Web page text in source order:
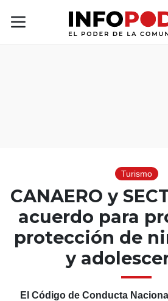
Turismo
CANAERO y
acuerdo para
protección de
y
El Código de Conducta